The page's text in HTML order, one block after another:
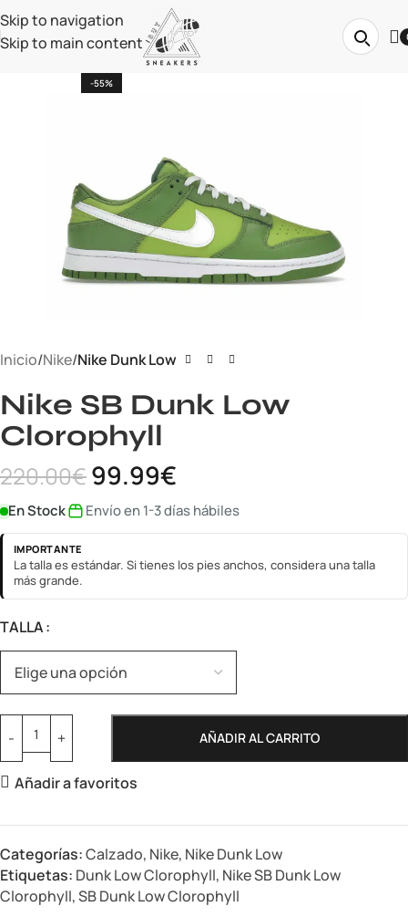
Skip to navigation
Skip to main content
-55%
Inicio Nike Nike Dunk Low
Nike SB Dunk Low
Clorophyll
220.00€99.99€
En Stock Envío en 1-3 días hábiles
IMPORTANTE
La talla es estándar. Si tienes los pies anchos, considera una talla
más grande.
TALLA
AÑADIR AL CARRITO
Añadir a favoritos
Categorías:Calzado, Nike, Nike Dunk Low
Etiquetas: Dunk Low Clorophyll, Nike SB Dunk Low
Clorophyll,SB Dunk Low Clorophyll